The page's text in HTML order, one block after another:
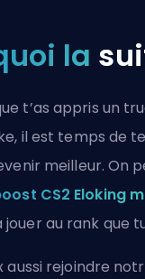
la
t’as appris un
il est temps de
meilleur. On
CS2 Eloking
au rank que
aussi rejoindre